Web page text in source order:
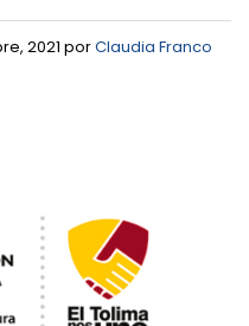
2021 porClaudia Franco